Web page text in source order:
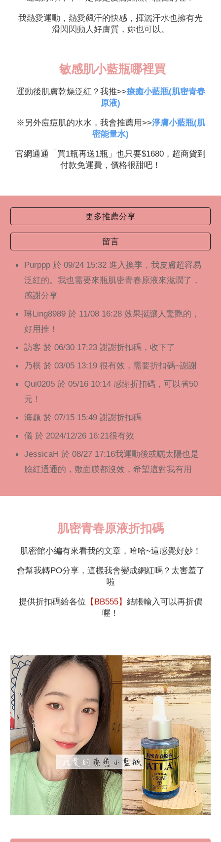
我熱愛運動，熱愛飆汗的快感，揮灑汗水也擁有光
滑閃閃動人好膚質，妳也可以。
敏感肌小藍瓶哪裡買
運動後肌膚乾燥泛紅？我推>>療癒小藍瓶(肌密青春
原液)
※另外痘痘肌的水水，我會推薦用>>淨膚小藍瓶(肌
密能量水)
官網通通「買1瓶再送1瓶」也只要$1680，超商貨到
付款免運費，價格很甜吧！
更多推薦分享
留言
Purppp 於 09/24 15:32 進入換季，我皮膚超容易
泛紅的。我也需要來瓶肌密青春原液來滋潤了，
感謝分享
琳Ling8989 於 11/08 16:28 效果挺讓人驚艷的，
好用推！
訪客 於 06/30 17:23 謝謝折扣碼，收下了
乃棋 於 03/05 13:19 很有效，需要折扣碼~謝謝
Qui0205 於 05/16 10:14 感謝折扣碼，可以省50
元！
海龜 於 07/15 15:49 謝謝折扣碼
儀 於 2024/12/26 16:21很有效
JessicaH 於 08/27 17:16我運動後或曬太陽也是
臉紅通通的，敷面膜都沒效，希望這對我有用
肌密青春原液折扣碼
肌密館小編有來看我的文章，哈哈~這感覺好妙！
會幫我轉PO分享，這樣我會變成網紅嗎？太害羞了
啦
提供折扣碼給各位 【BB555】 結帳輸入可以再折價
喔！